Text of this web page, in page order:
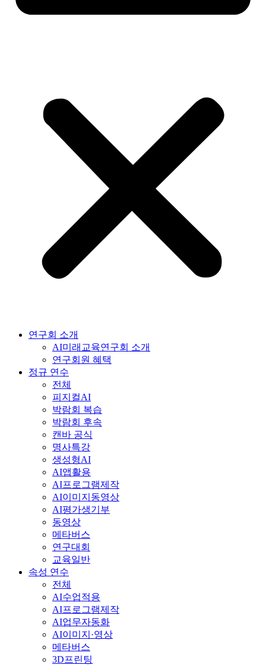
연구회 소개
AI미래교육연구회 소개
연구회원 혜택
정규 연수
전체
피지컬AI
박람회 복습
박람회 후속
캔바 공식
명사특강
생성형AI
AI앱활용
AI프로그램제작
AI이미지동영상
AI평가생기부
동영상
메타버스
연구대회
교육일반
속성 연수
전체
AI수업적용
AI프로그램제작
AI업무자동화
AI이미지·영상
메타버스
3D프린팅